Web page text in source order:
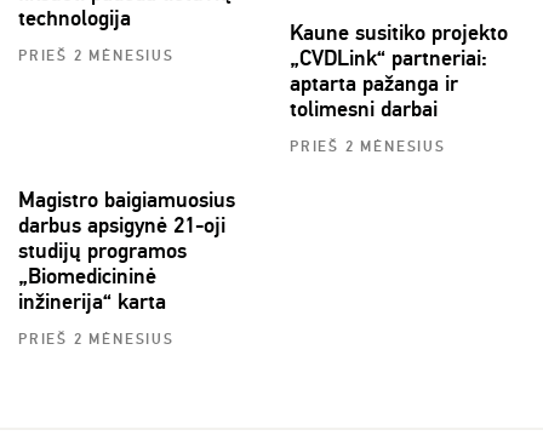
technologija
PRIEŠ 2 MĖNESIUS
Kaune susitiko projekto
„CVDLink“ partneriai:
aptarta pažanga ir
tolimesni darbai
PRIEŠ 2 MĖNESIUS
Magistro baigiamuosius
darbus apsigynė 21-oji
studijų programos
„Biomedicininė
inžinerija“ karta
PRIEŠ 2 MĖNESIUS